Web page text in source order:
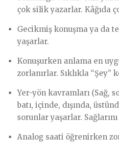
çok silik yazarlar. Kâğıda
Gecikmiş konuşma ya da
yaşarlar.
Konuşurken anlama en
zorlanırlar. Sıklıkla
Yer-yön kavramları (Sağ,
batı, içinde, dışında,
sorunlar yaşarlar. Sağlarını
Analog saati öğrenirken